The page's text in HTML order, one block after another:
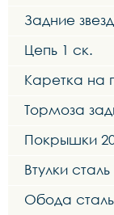
Задние
Цепь 1 ск.
Каретка на
Тормоза
Покрышки
Втулки сталь
Обода сталь